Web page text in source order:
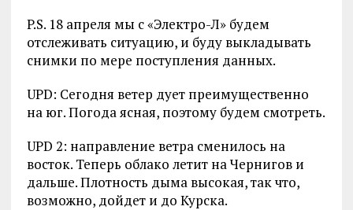
P.S. 18 апреля мы с «Электро-Л» будем
отслеживать ситуацию, и буду выкладывать
снимки по мере поступления данных.
UPD: Сегодня ветер дует преимущественно
на юг. Погода ясная, поэтому будем смотреть.
UPD 2: направление ветра сменилось на
восток. Теперь облако летит на Чернигов и
дальше. Плотность дыма высокая, так что,
возможно, дойдет и до Курска.